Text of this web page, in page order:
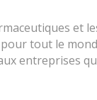
et
tout le
entreprises